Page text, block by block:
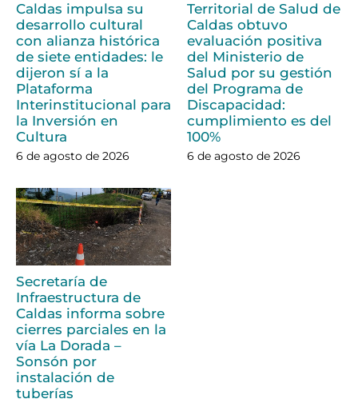
Caldas impulsa su
desarrollo cultural
con alianza histórica
de siete entidades: le
dijeron sí a la
Plataforma
Interinstitucional para
la Inversión en
Cultura
6 de agosto de 2026
Territorial de Salud de
Caldas obtuvo
evaluación positiva
del Ministerio de
Salud por su gestión
del Programa de
Discapacidad:
cumplimiento es del
100%
6 de agosto de 2026
Secretaría de
Infraestructura de
Caldas informa sobre
cierres parciales en la
vía La Dorada –
Sonsón por
instalación de
tuberías